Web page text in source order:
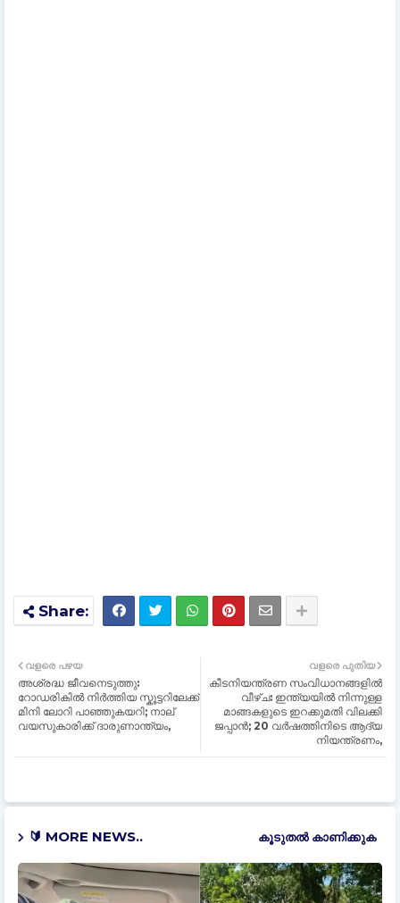
വളരെ പുതിയ
കീടനിയന്ത്രണ സംവിധാനങ്ങളില്‍
വീഴ്ച: ഇന്ത്യയില്‍ നിന്നുള്ള
മാങ്ങകളുടെ ഇറക്കുമതി വിലക്കി
ജപ്പാൻ; 20 വര്‍ഷത്തിനിടെ ആദ്യ
നിയന്ത്രണം,
വളരെ പഴയ
അശ്രദ്ധ ജീവനെടുത്തു:
റോഡരികിൽ നിർത്തിയ സ്കൂട്ടറിലേക്ക്
മിനി ലോറി പാഞ്ഞുകയറി; നാല്
വയസുകാരിക്ക് ദാരുണാന്ത്യം,
🔰 MORE NEWS.. കൂടുതൽ‍ കാണിക്കുക